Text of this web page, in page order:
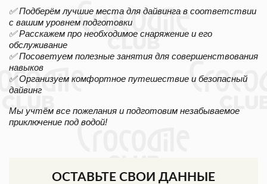
✅ Подберём лучшие места для дайвинга в соответствии
с вашим уровнем подготовки
✅ Расскажем про необходимое снаряжение и его
обслуживание
✅ Посоветуем полезные занятия для совершенствования
навыков
✅ Организуем комфортное путешествие и безопасный
дайвинг
Мы учтём все пожелания и подготовим незабываемое
приключение под водой!
ОСТАВЬТЕ СВОИ ДАННЫЕ